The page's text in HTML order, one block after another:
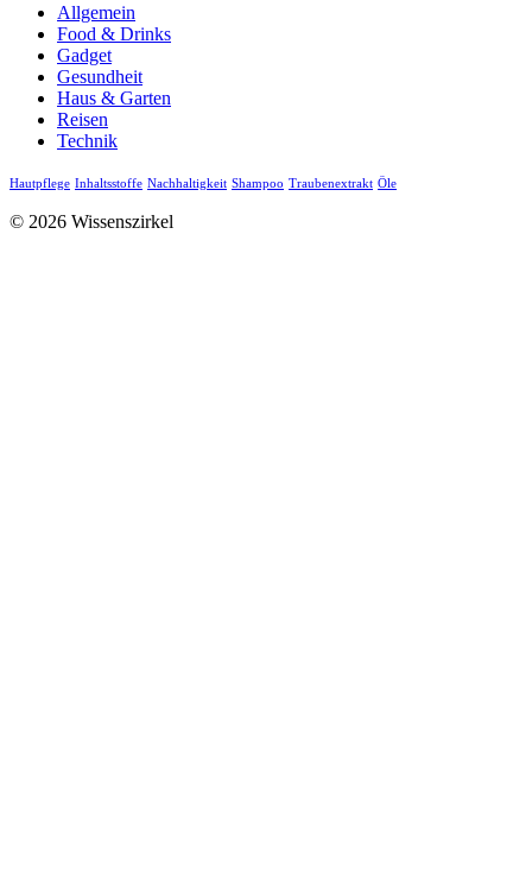
Allgemein
Food & Drinks
Gadget
Gesundheit
Haus & Garten
Reisen
Technik
Hautpflege Inhaltsstoffe Nachhaltigkeit Shampoo Traubenextrakt Öle
© 2026 Wissenszirkel